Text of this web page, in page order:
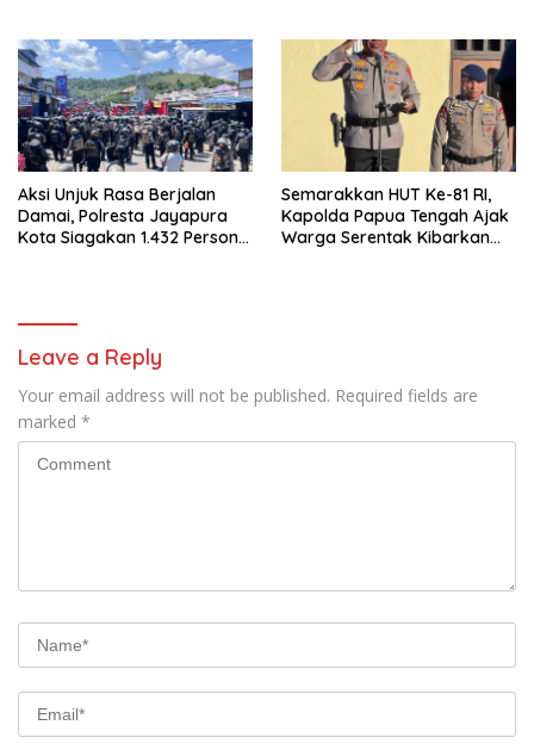
Aksi Unjuk Rasa Berjalan
Damai, Polresta Jayapura
Kota Siagakan 1.432 Personel
Semarakkan HUT Ke-81 RI,
Kapolda Papua Tengah Ajak
Warga Serentak Kibarkan
Leave a Reply
Your email address will not be published. Required fields are
marked *